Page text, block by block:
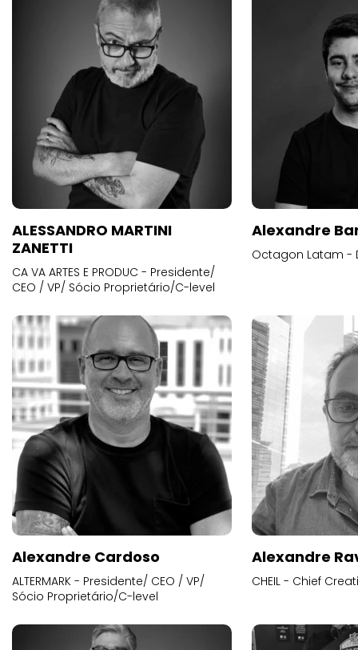
ALESSANDRO MARTINI
ZANETTI
CA VA ARTES E PRODUC - Presidente/
CEO / VP/ Sócio Proprietário/C-level
Alexandre
Octagon Latam -
Alexandre Cardoso
ALTERMARK - Presidente/ CEO / VP/
Sócio Proprietário/C-level
Alexandre
CHEIL - Chief